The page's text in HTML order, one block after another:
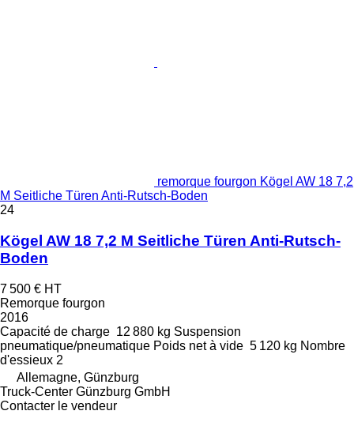
remorque fourgon Kögel AW 18 7,2
M Seitliche Türen Anti-Rutsch-Boden
24
Kögel AW 18 7,2 M Seitliche Türen Anti-Rutsch-
Boden
7 500 € HT
Remorque fourgon
2016
Capacité de charge 12 880 kg Suspension
pneumatique/pneumatique Poids net à vide 5 120 kg Nombre
d'essieux 2
Allemagne, Günzburg
Truck-Center Günzburg GmbH
Contacter le vendeur